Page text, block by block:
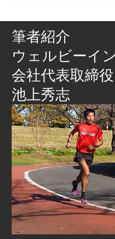
筆者紹介
ウェルビーイ
会社代表取締役
池上秀志